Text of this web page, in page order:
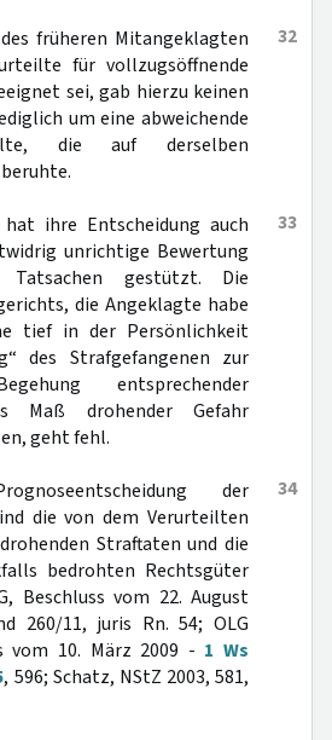
32
früheren Mitangeklagten
für vollzugsöffnende
sei, gab hierzu keinen
um eine abweichende
die auf derselben
33
ihre Entscheidung auch
unrichtige Bewertung
gestützt. Die
die Angeklagte habe
tief in der Persönlichkeit
des Strafgefangenen zur
entsprechender
Maß drohender Gefahr
geht fehl.
34
der
die von dem Verurteilten
Straftaten und die
bedrohten Rechtsgüter
Beschluss vom 22. August
260/11, juris Rn. 54; OLG
vom 10. März 2009 - 1 Ws
, 596; Schatz, NStZ 2003, 581,